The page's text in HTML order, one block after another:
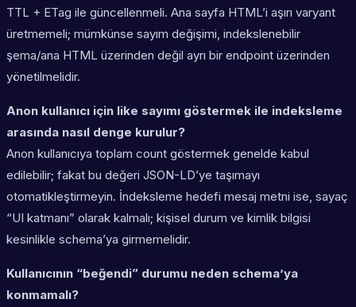
TTL + ETag ile güncellenmeli. Ana sayfa HTML’i aşırı varyant
üretmemeli; mümkünse sayım değişimi, indekslenebilir
şema/ana HTML üzerinden değil ayrı bir endpoint üzerinden
yönetilmelidir.
Anon kullanıcı için like sayımı göstermek ile indeksleme
arasında nasıl denge kurulur?
Anon kullanıcıya toplam count göstermek genelde kabul
edilebilir; fakat bu değeri JSON-LD’ye taşımayı
otomatikleştirmeyin. İndeksleme hedefi mesaj metni ise, sayaç
“UI katmanı” olarak kalmalı; kişisel durum ve kimlik bilgisi
kesinlikle schema’ya girmemelidir.
Kullanıcının “beğendi” durumu neden schema’ya
konmamalı?